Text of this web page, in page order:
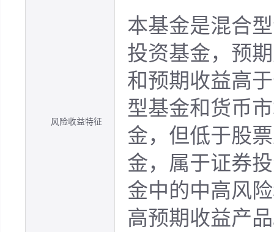
风险收益特征
本基金是混合
投资基金，预
和预期收益高
型基金和货币
金，但低于股
金，属于证券
金中的中高风
高预期收益产